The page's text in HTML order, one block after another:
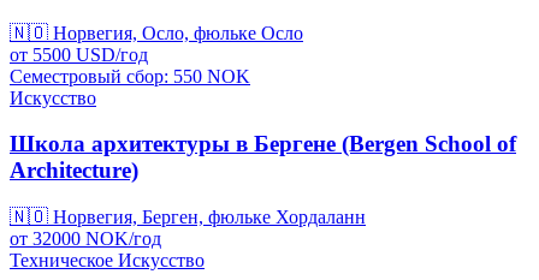
🇳🇴 Норвегия, Осло, фюльке Осло
от 5500 USD/год
Семестровый сбор: 550 NOK
Искусство
Школа архитектуры в Бергене (Bergen School of
Architecture)
🇳🇴 Норвегия, Берген, фюльке Хордаланн
от 32000 NOK/год
Техническое Искусство